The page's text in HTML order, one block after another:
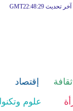
آخر تحديث GMT22:48:29
ثقافة إقتصاد
علوم